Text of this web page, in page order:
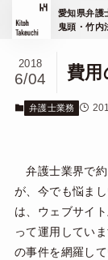
愛知県弁護
鬼頭・竹内
ホーム エッセイ 弁
費用
2018
6/04
弁護士業務
弁護士業界で約
が、今でも悩ま
は、ウェブサイ
って運用してい
の事件を網羅し